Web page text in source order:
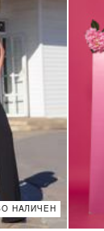
НАЛИЧЕН